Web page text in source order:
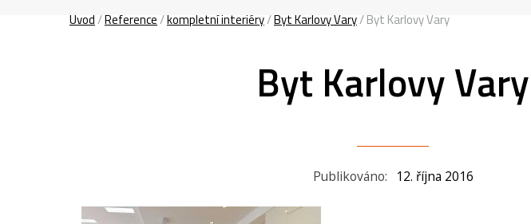
Úvod/Reference/kompletní interiéry/Byt Karlovy Vary/Byt Karlovy Vary
Byt Karlovy Vary
Publikováno: 12. října 2016